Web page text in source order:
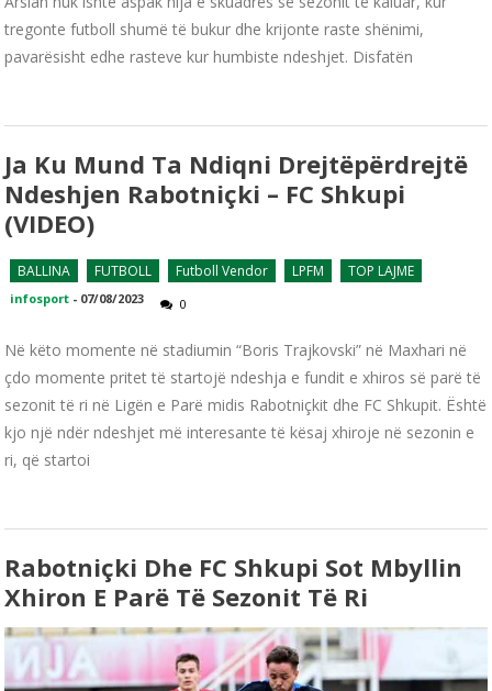
tregonte futboll shumë të bukur dhe krijonte raste shënimi,
pavarësisht edhe rasteve kur humbiste ndeshjet. Disfatën
Ja Ku Mund Ta Ndiqni Drejtëpërdrejtë
Ndeshjen Rabotniçki – FC Shkupi
(VIDEO)
BALLINA FUTBOLL Futboll Vendor LPFM TOP LAJME
infosport - 07/08/2023 0
Në këto momente në stadiumin “Boris Trajkovski” në Maxhari në
çdo momente pritet të startojë ndeshja e fundit e xhiros së parë të
sezonit të ri në Ligën e Parë midis Rabotniçkit dhe FC Shkupit. Është
kjo një ndër ndeshjet më interesante të kësaj xhiroje në sezonin e
ri, që startoi
Rabotniçki Dhe FC Shkupi Sot Mbyllin
Xhiron E Parë Të Sezonit Të Ri